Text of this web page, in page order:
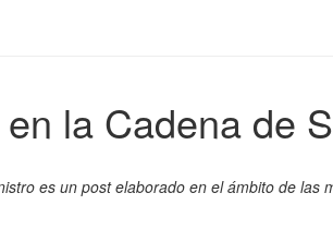
la Cadena de
es un post elaborado en el ámbito de las